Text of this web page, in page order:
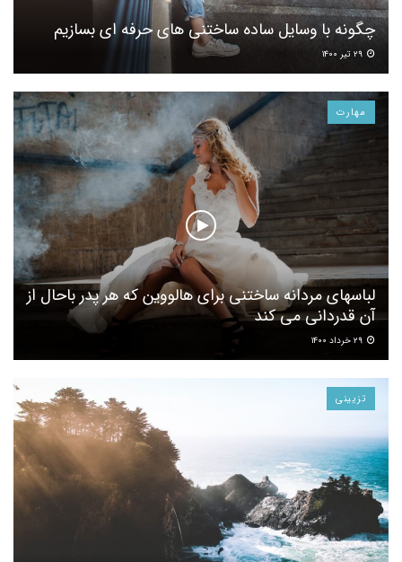
چگونه با وسایل ساده ساختنی های حرفه ای بسازیم
مهارت
لباسهای مردانه ساختنی برای هالووین که هر پدر باحال از
آن قدردانی می کند
تزیینی